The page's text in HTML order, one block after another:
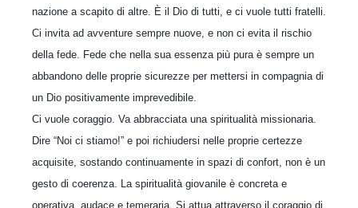
nazione a scapito di altre. È il Dio di tutti, e ci vuole tutti fratelli.
Ci invita ad avventure sempre nuove, e non ci evita il rischio
della fede. Fede che nella sua essenza più pura è sempre un
abbandono delle proprie sicurezze per mettersi in compagnia di
un Dio positivamente imprevedibile.
Ci vuole coraggio. Va abbracciata una spiritualità missionaria.
Dire “Noi ci stiamo!” e poi richiudersi nelle proprie certezze
acquisite, sostando continuamente in spazi di confort, non è un
gesto di coerenza. La spiritualità giovanile è concreta e
operativa, audace e temeraria. Si attua attraverso il coraggio di